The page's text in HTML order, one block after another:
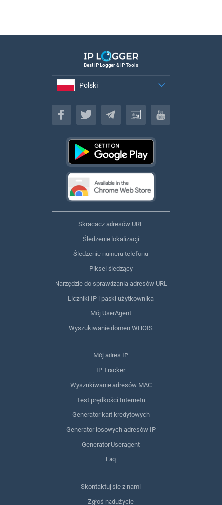
Best IP Logger & IP Tools
Polski
Polski
Skracacz adresów URL
Śledzenie lokalizacji
Śledzenie numeru telefonu
Piksel śledzący
Narzędzie do sprawdzania adresów URL
Liczniki IP i paski użytkownika
Mój UserAgent
Wyszukiwanie domen WHOIS
Mój adres IP
IP Tracker
Wyszukiwanie adresów MAC
Test prędkości Internetu
Generator kart kredytowych
Generator losowych adresów IP
Generator Useragent
Faq
Skontaktuj się z nami
Zgłoś nadużycie